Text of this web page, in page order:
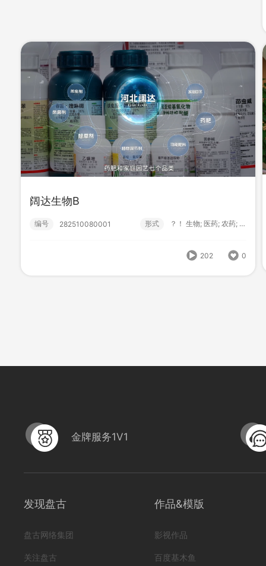
叁肆伍口腔
阔达生物B
编号 282510080001 形式 ？！ 生物; 医药; 农药; 宣传片...
202 0
金牌服务1V1
发现盘古
盘古网络集团
关注盘古
作品&模版
影视作品
百度基木鱼